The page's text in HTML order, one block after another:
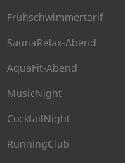
Frühschwimmertarif
SaunaRelax-Abend
AquaFit-Abend
MusicNight
CocktailNight
RunningClub